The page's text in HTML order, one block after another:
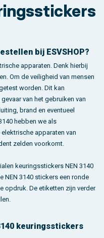
bij ESVSHOP?
apparaten. Denk hierbij
Om de veiligheid van mensen
worden. Dit kan
van het gebruiken van
brand en eventueel
hebben we als
apparaten van
zelden voorkomt.
keuringsstickers NEN 3140
NEN 3140 stickers een ronde
opdruk. De etiketten zijn verder
keuringsstickers